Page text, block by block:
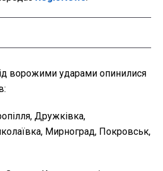
ворожими ударами опинилися
Дружківка,
Мирноград, Покровськ,